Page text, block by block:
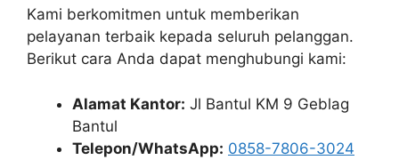
Kami berkomitmen untuk memberikan
pelayanan terbaik kepada seluruh pelanggan.
Berikut cara Anda dapat menghubungi kami:
Alamat Kantor: Jl Bantul KM 9 Geblag
Bantul
Telepon/WhatsApp: 0858-7806-3024